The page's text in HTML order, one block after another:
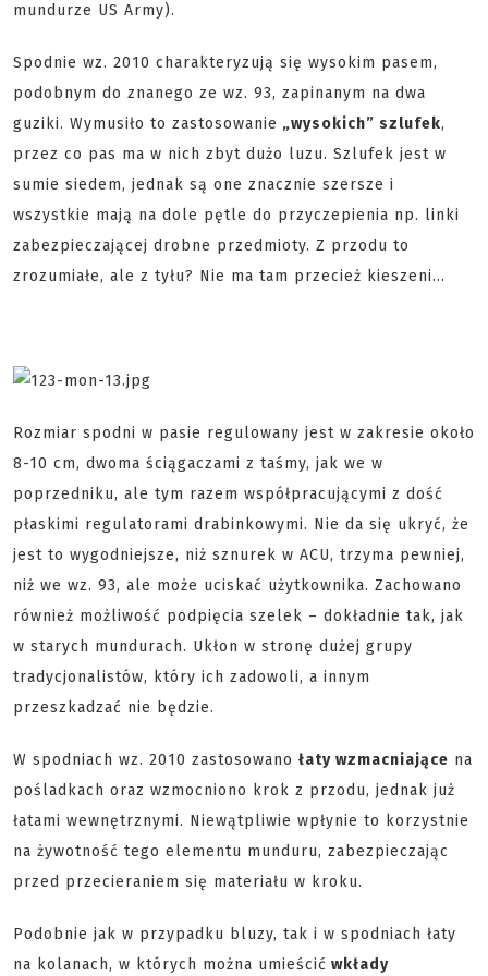
mundurze US Army).
Spodnie wz. 2010 charakteryzują się wysokim pasem,
podobnym do znanego ze wz. 93, zapinanym na dwa
guziki. Wymusiło to zastosowanie „wysokich” szlufek,
przez co pas ma w nich zbyt dużo luzu. Szlufek jest w
sumie siedem, jednak są one znacznie szersze i
wszystkie mają na dole pętle do przyczepienia np. linki
zabezpieczającej drobne przedmioty. Z przodu to
zrozumiałe, ale z tyłu? Nie ma tam przecież kieszeni…
Rozmiar spodni w pasie regulowany jest w zakresie około
8-10 cm, dwoma ściągaczami z taśmy, jak we w
poprzedniku, ale tym razem współpracującymi z dość
płaskimi regulatorami drabinkowymi. Nie da się ukryć, że
jest to wygodniejsze, niż sznurek w ACU, trzyma pewniej,
niż we wz. 93, ale może uciskać użytkownika. Zachowano
również możliwość podpięcia szelek – dokładnie tak, jak
w starych mundurach. Ukłon w stronę dużej grupy
tradycjonalistów, który ich zadowoli, a innym
przeszkadzać nie będzie.
W spodniach wz. 2010 zastosowano łaty wzmacniające na
pośladkach oraz wzmocniono krok z przodu, jednak już
łatami wewnętrznymi. Niewątpliwie wpłynie to korzystnie
na żywotność tego elementu munduru, zabezpieczając
przed przecieraniem się materiału w kroku.
Podobnie jak w przypadku bluzy, tak i w spodniach łaty
na kolanach, w których można umieścić wkłady